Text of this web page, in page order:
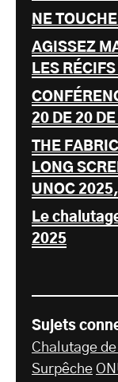
NE
AGISSEZ
LES
20 DE 20
THE
LONG
UNOC
Le
2025
Sujets
Chalutage
Surpêche